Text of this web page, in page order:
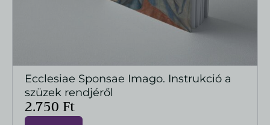
MEGTEKINTÉS
Ecclesiae Sponsae Imago. Instrukció a
szüzek rendjéről
2.750 Ft